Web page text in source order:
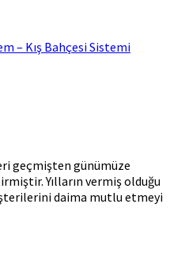
– Kış Bahçesi Sistemi
geçmişten günümüze
Yılların vermiş olduğu
daima mutlu etmeyi